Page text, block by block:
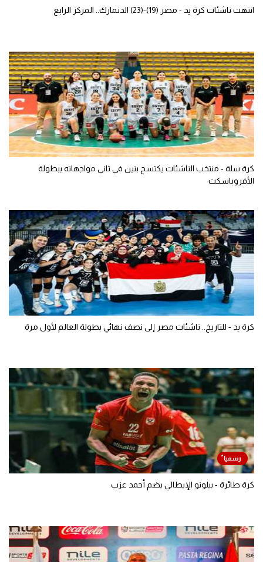
انتهت ناشئات كرة يد - مصر (19)-(23) الدنمارك.. المركز الرابع
كرة سلة - منتخب الناشئات يكتسح بنين في ثاني مواجهاته ببطولة
الأفروباسكت
كرة يد - للتاريخ.. ناشئات مصر إلى نصف نهائي بطولة العالم لأول مرة
كرة طائرة - بيلونو الإيطالي يضم أحمد عزب